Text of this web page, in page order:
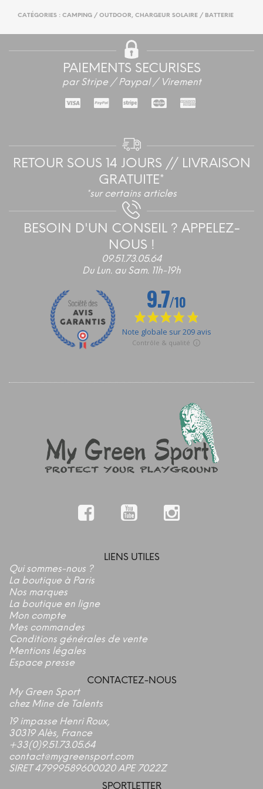
CATÉGORIES : CAMPING / OUTDOOR, CHARGEUR SOLAIRE / BATTERIE
PAIEMENTS SECURISES
par Stripe / Paypal / Virement
RETOUR SOUS 14 JOURS // LIVRAISON
GRATUITE*
*sur certains articles
BESOIN D'UN CONSEIL ? APPELEZ-
NOUS !
09.51.73.05.64
Du Lun. au Sam. 11h-19h
LIENS UTILES
Qui sommes-nous ?
La boutique à Paris
Nos marques
La boutique en ligne
Mon compte
Mes commandes
Conditions générales de vente
Mentions légales
Espace presse
CONTACTEZ-NOUS
My Green Sport
chez Mine de Talents
19 impasse Henri Roux,
30319 Alès, France
+33(0)9.51.73.05.64
contact@mygreensport.com
SIRET 47999589600020 APE 7022Z
SPORTLETTER